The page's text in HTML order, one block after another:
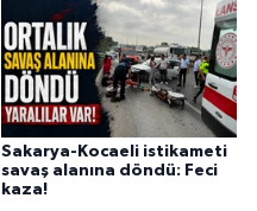
Sakarya-Kocaeli istikameti
savaş alanına döndü: Feci
kaza!